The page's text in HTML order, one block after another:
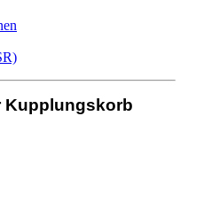
Kupplungskorb